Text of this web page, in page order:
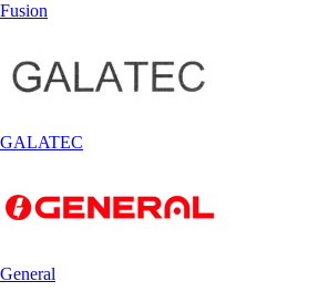
Fusion
GALATEC
General